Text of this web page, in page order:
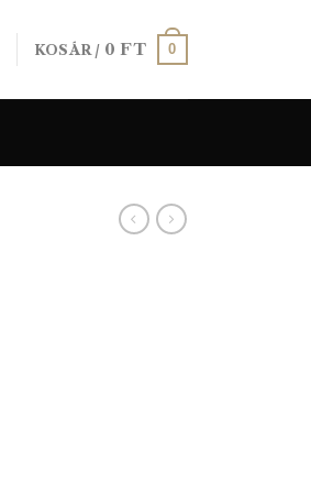
KOSÁR / 0FT 0